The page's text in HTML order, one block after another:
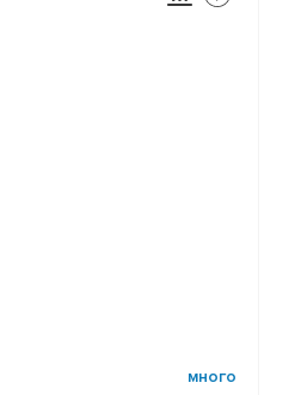
много